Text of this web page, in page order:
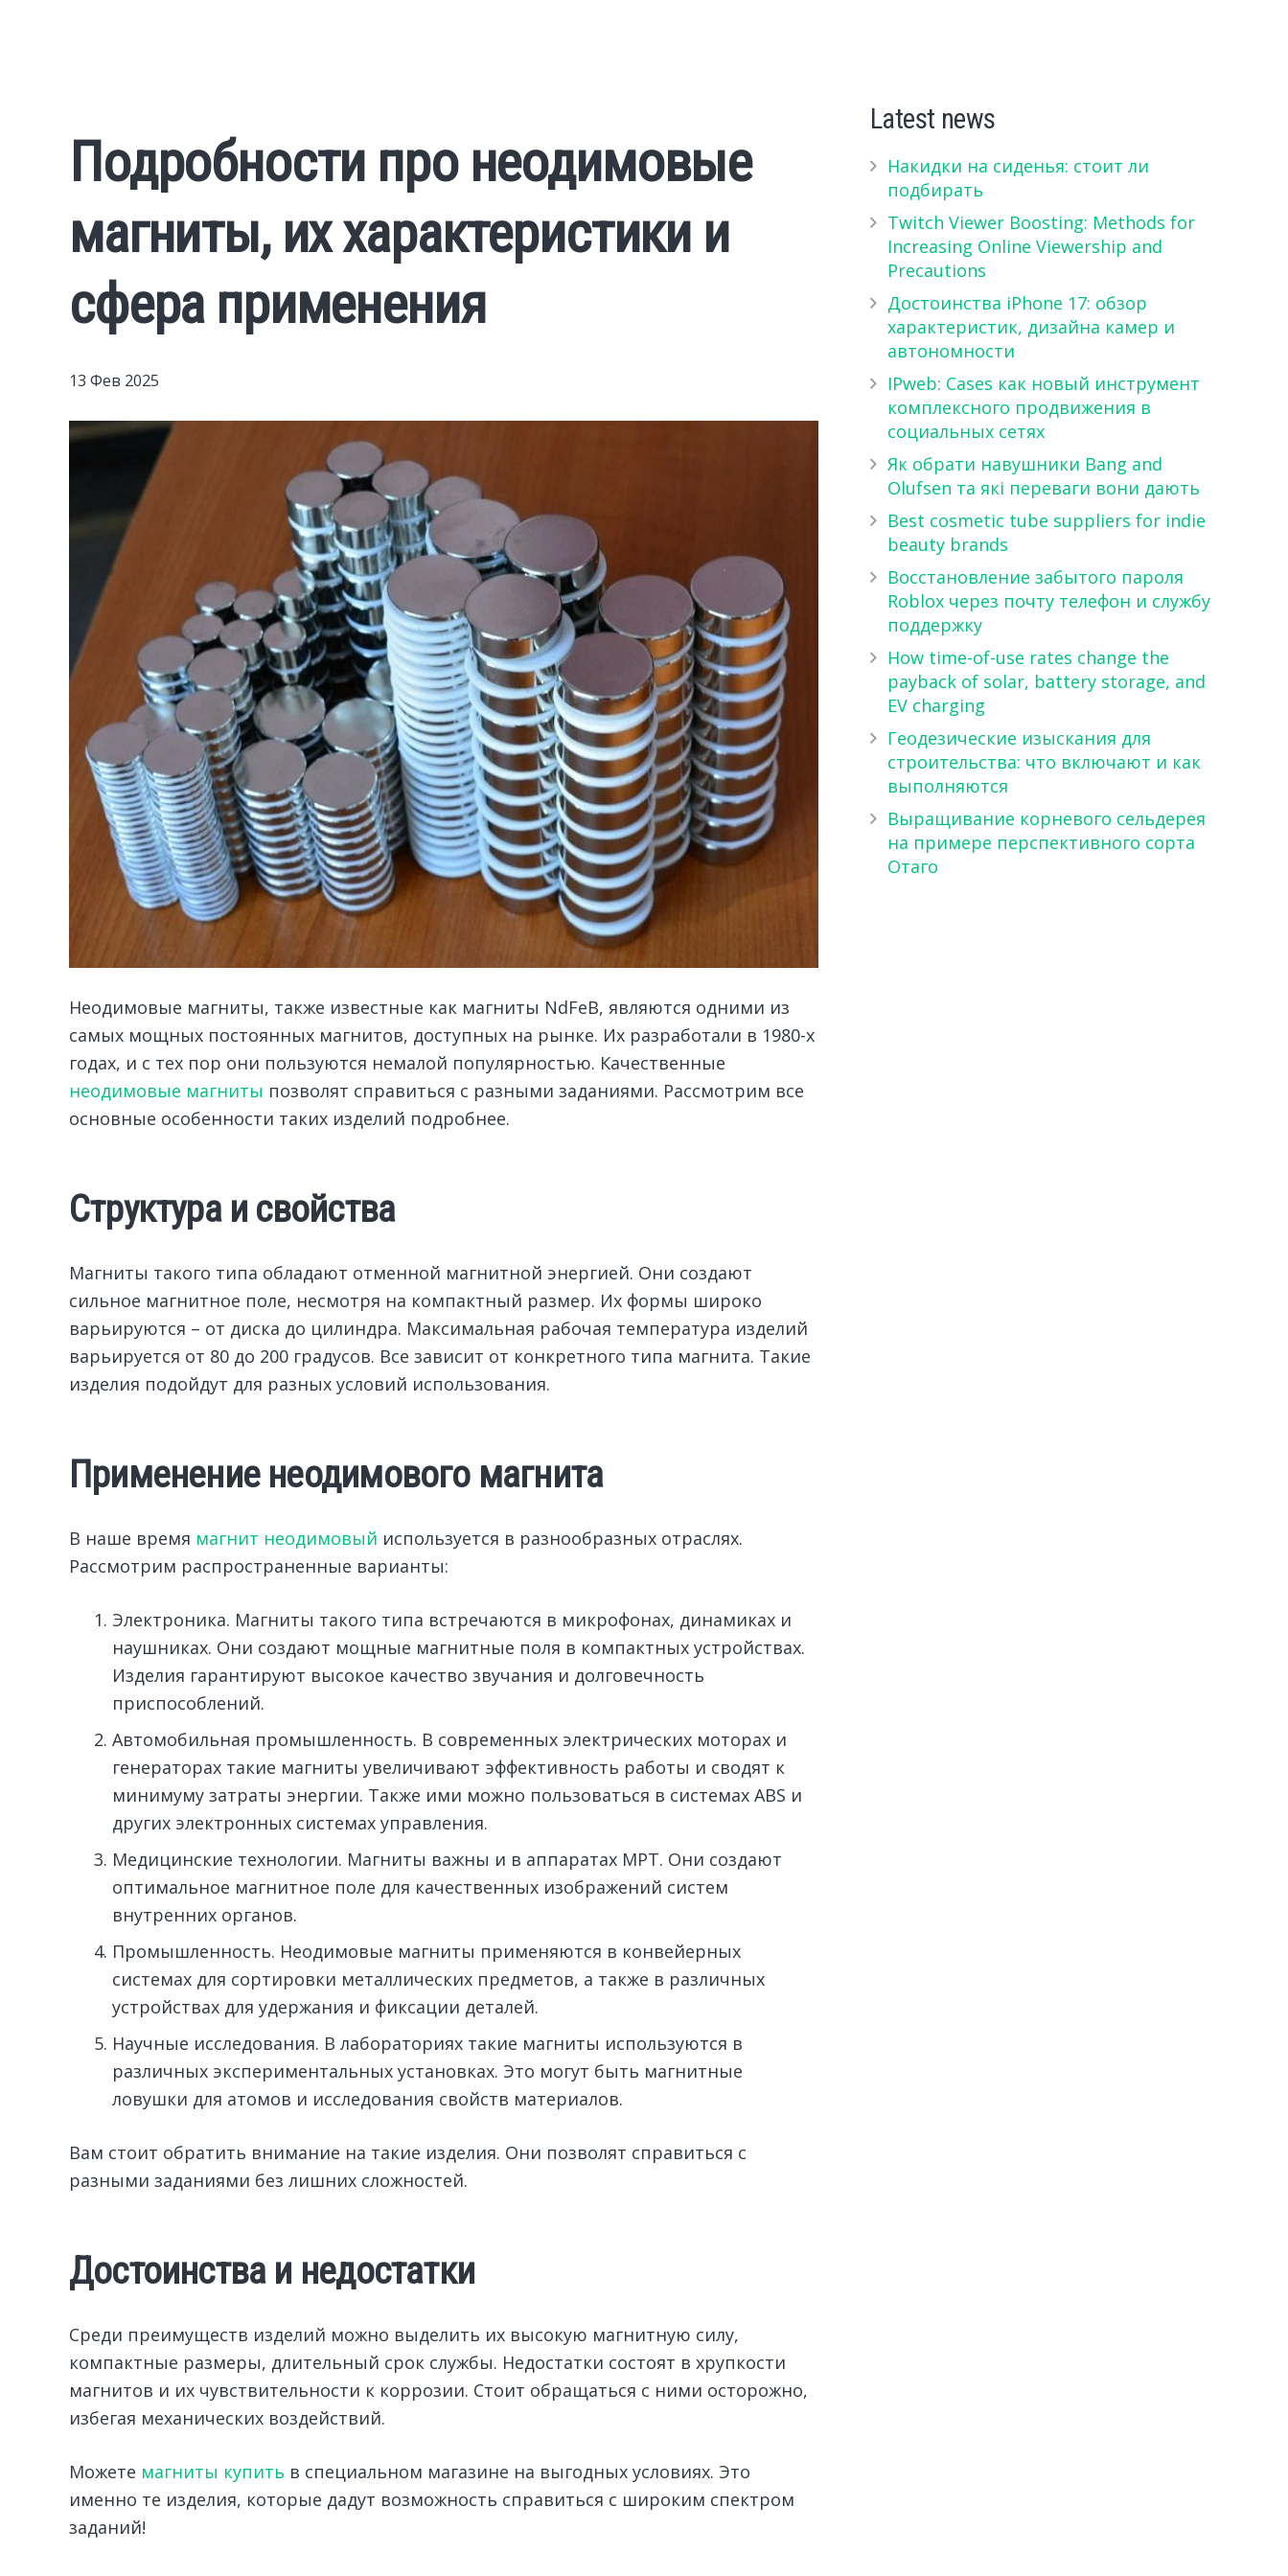
Подробности про неодимовые
магниты, их характеристики и
сфера применения
13 Фев 2025
Неодимовые магниты, также известные как магниты NdFeB, являются одними из
самых мощных постоянных магнитов, доступных на рынке. Их разработали в 1980-х
годах, и с тех пор они пользуются немалой популярностью. Качественные
неодимовые магниты позволят справиться с разными заданиями. Рассмотрим все
основные особенности таких изделий подробнее.
Структура и свойства
Магниты такого типа обладают отменной магнитной энергией. Они создают
сильное магнитное поле, несмотря на компактный размер. Их формы широко
варьируются – от диска до цилиндра. Максимальная рабочая температура изделий
варьируется от 80 до 200 градусов. Все зависит от конкретного типа магнита. Такие
изделия подойдут для разных условий использования.
Применение неодимового магнита
В наше время магнит неодимовый используется в разнообразных отраслях.
Рассмотрим распространенные варианты:
Электроника. Магниты такого типа встречаются в микрофонах, динамиках и
наушниках. Они создают мощные магнитные поля в компактных устройствах.
Изделия гарантируют высокое качество звучания и долговечность
приспособлений.
Автомобильная промышленность. В современных электрических моторах и
генераторах такие магниты увеличивают эффективность работы и сводят к
минимуму затраты энергии. Также ими можно пользоваться в системах ABS и
других электронных системах управления.
Медицинские технологии. Магниты важны и в аппаратах МРТ. Они создают
оптимальное магнитное поле для качественных изображений систем
внутренних органов.
Промышленность. Неодимовые магниты применяются в конвейерных
системах для сортировки металлических предметов, а также в различных
устройствах для удержания и фиксации деталей.
Научные исследования. В лабораториях такие магниты используются в
различных экспериментальных установках. Это могут быть магнитные
ловушки для атомов и исследования свойств материалов.
Вам стоит обратить внимание на такие изделия. Они позволят справиться с
разными заданиями без лишних сложностей.
Достоинства и недостатки
Среди преимуществ изделий можно выделить их высокую магнитную силу,
компактные размеры, длительный срок службы. Недостатки состоят в хрупкости
магнитов и их чувствительности к коррозии. Стоит обращаться с ними осторожно,
избегая механических воздействий.
Можете магниты купить в специальном магазине на выгодных условиях. Это
именно те изделия, которые дадут возможность справиться с широким спектром
заданий!
Latest news
Накидки на сиденья: стоит ли
подбирать
Twitch Viewer Boosting: Methods for
Increasing Online Viewership and
Precautions
Достоинства iPhone 17: обзор
характеристик, дизайна камер и
автономности
IPweb: Cases как новый инструмент
комплексного продвижения в
социальных сетях
Як обрати навушники Bang and
Olufsen та які переваги вони дають
Best cosmetic tube suppliers for indie
beauty brands
Восстановление забытого пароля
Roblox через почту телефон и службу
поддержку
How time-of-use rates change the
payback of solar, battery storage, and
EV charging
Геодезические изыскания для
строительства: что включают и как
выполняются
Выращивание корневого сельдерея
на примере перспективного сорта
Отаго